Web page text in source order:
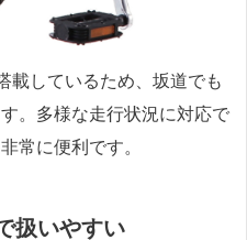
載しているため、坂道でも
。多様な走行状況に対応で
常に便利です。
扱いやすい